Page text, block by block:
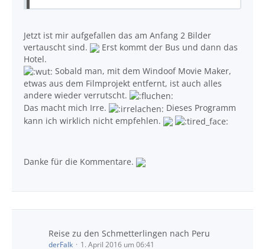
Jetzt ist mir aufgefallen das am Anfang 2 Bilder
vertauscht sind.
Erst kommt der Bus und dann das
Hotel.
Sobald man, mit dem Windoof Movie Maker,
etwas aus dem Filmprojekt entfernt, ist auch alles
andere wieder verrutscht.
Das macht mich Irre.
Dieses Programm
kann ich wirklich nicht empfehlen.
Danke für die Kommentare.
Reise zu den Schmetterlingen nach Peru
derFalk 1. April 2016 um 06:41